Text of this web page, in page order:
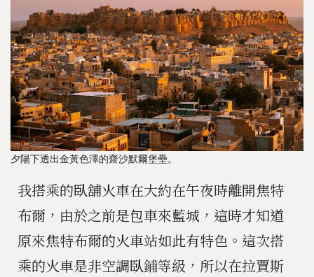
夕陽下透出金黃色澤的齋沙默爾堡壘。
我搭乘的臥舖火車在大約在午夜時離開焦特
布爾，由於之前是包車來藍城，這時才知道
原來焦特布爾的火車站如此有特色。這次搭
乘的火車是非空調臥鋪等級，所以在拉賈斯